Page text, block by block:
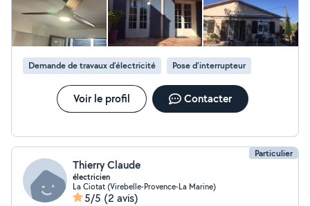
Demande de travaux d’électricité Pose d'interrupteur
Voir le profil Contacter
Particulier
Thierry Claude
électricien
La Ciotat (Virebelle-Provence-La Marine)
5/5 (2 avis)